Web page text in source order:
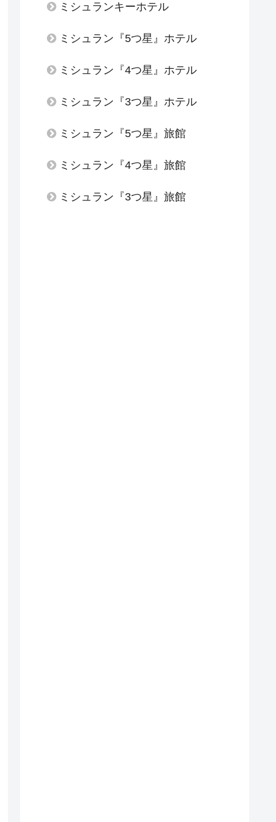
ミシュランキーホテル
ミシュラン『5つ星』ホテル
ミシュラン『4つ星』ホテル
ミシュラン『3つ星』ホテル
ミシュラン『5つ星』旅館
ミシュラン『4つ星』旅館
ミシュラン『3つ星』旅館